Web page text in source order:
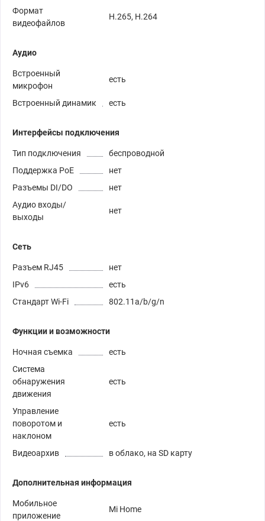
Формат
видеофайлов
H.265, H.264
Аудио
Встроенный
микрофон
есть
Встроенный динамик есть
Интерфейсы подключения
Тип подключения
беспроводной
Поддержка PoE
нет
Разъемы DI/DO
нет
Аудио входы/
выходы
нет
Сеть
Разъем RJ45
нет
IPv6
есть
Стандарт Wi-Fi
802.11a/b/g/n
Функции и возможности
Ночная съемка
есть
Система
обнаружения
движения
есть
Управление
поворотом и
наклоном
есть
Видеоархив в облако, на SD карту
Дополнительная информация
Мобильное
приложение
Mi Home